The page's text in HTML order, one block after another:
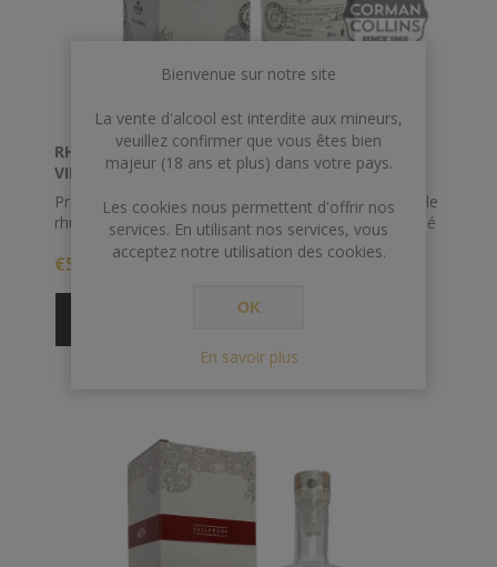
RHUM SAMPAN 70 CL 54° AGRICOLAE BLANC
VIETNAM
Produit à base de 100% de pur jus de canne locale, le
rhum Sampan, en provenance du Vietnam, est distillé
dans un alambic à colonne français à la distillerie
d’Indochine.
Belle attaque aromatique, avec d’intenses notes
bouche rafraichissante grâce à des notes de réglisse.
€50,00
Bienvenue sur notre site
La vente d'alcool est interdite aux mineurs,
veuillez confirmer que vous êtes bien
majeur (18 ans et plus) dans votre pays.
Les cookies nous permettent d'offrir nos
services. En utilisant nos services, vous
acceptez notre utilisation des cookies.
OK
En savoir plus